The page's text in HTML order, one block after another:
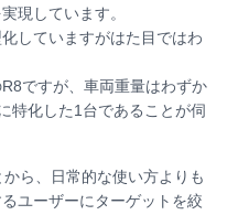
現しています。
していますがはた目ではわ
ですが、車両重量はわずか
特化した1台であることが伺
ら、日常的な使い方よりも
ユーザーにターゲットを絞